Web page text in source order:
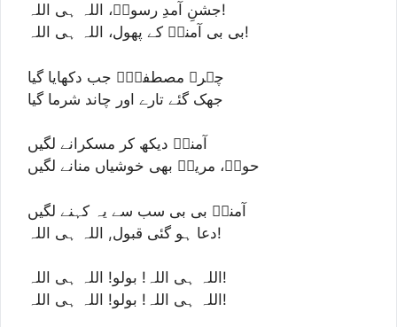
جشنِ آمدِ رسولؐ، اللہ ہی اللہ!
بی بی آمنہؑ کے پھول، اللہ ہی اللہ!
چہرۂ مصطفیٰؐ جب دکھایا گیا
جھک گئے تارے اور چاند شرما گیا
آمنہؑ دیکھ کر مسکرانے لگیں
حواؑ، مریمؑ بھی خوشیاں منانے لگیں
آمنہؑ بی بی سب سے یہ کہنے لگیں
دعا ہو گئی قبول, اللہ ہی اللہ!
اللہ ہی اللہ! بولو! اللہ ہی اللہ!
اللہ ہی اللہ! بولو! اللہ ہی اللہ!